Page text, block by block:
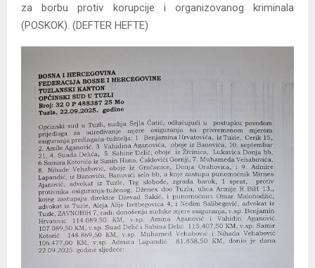
za borbu protiv korupcije i organizovanog kriminala
(POSKOK). (DEFTER HEFTE)